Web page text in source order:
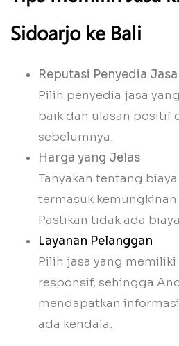
Sidoarjo ke Bali
Reputasi Penyedia Jasa
Pilih penyedia jasa
baik dan ulasan positif
sebelumnya.
Harga yang Jelas
Tanyakan tentang
termasuk
Pastikan tidak ada
Layanan Pelanggan
Pilih jasa yang
responsif, sehingga
mendapatkan
ada kendala.